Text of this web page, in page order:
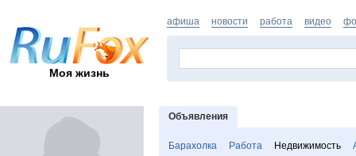
Моя жизнь
афиша новости работа видео
Объявления
Барахолка Работа Недвижимость